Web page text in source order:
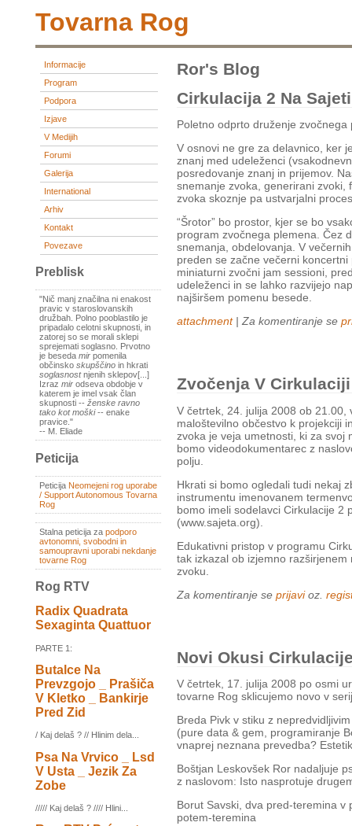
Tovarna Rog
Informacije
Program
Podpora
Izjave
V Medijih
Forumi
Galerija
International
Arhiv
Kontakt
Povezave
Preblisk
"Nič manj značilna ni enakost
pravic v staroslovanskih
družbah. Polno pooblastilo je
pripadalo celotni skupnosti, in
zatorej so se morali sklepi
sprejemati soglasno. Prvotno
je beseda mir pomenila
občinsko skupščino in hkrati
soglasnostnjenih sklepov[...]
Izraz mir odseva obdobje v
katerem je imel vsak član
skupnosti -- ženske ravno
tako kot moški-- enake
pravice."
-- M. Eliade
Peticija
Peticija Neomejeni rog uporabe
/ Support Autonomous Tovarna
Rog
Stalna peticija za podporo
avtonomni, svobodni in
samoupravni uporabi nekdanje
tovarne Rog
Rog RTV
Radix Quadrata
Sexaginta Quattuor
PARTE 1:
Butalce Na
Prevzgojo _ Prašiča
V Kletko _ Bankirje
Pred Zid
/ Kaj delaš ? // Hlinim dela...
Psa Na Vrvico _ Lsd
V Usta _ Jezik Za
Zobe
///// Kaj delaš ? //// Hlini...
Ror's Blog
Cirkulacija 2 Na
Poletno odprto druženje
V osnovi ne gre za delavnico, ker
znanj med udeleženci
posredovanje znanj in prijemov.
snemanje zvoka, generirani zvoki,
zvoka skoznje pa ustvarjalni
“Šrotor” bo prostor, kjer se bo
program zvočnega plemena. Čez
snemanja, obdelovanja. V
preden se začne večerni
miniaturni zvočni jam sessioni,
udeleženci in se lahko razvijejo
najširšem pomenu besede.
attachment| Za komentiranje se
Zvočenja V
V četrtek, 24. julija 2008 ob 21.00,
maloštevilno občestvo k projekciji
zvoka je veja umetnosti, ki za svoj
bomo videodokumentarec z
polju.
Hkrati si bomo ogledali tudi nekaj
instrumentu imenovanem
bomo imeli sodelavci Cirkulacije 2
(www.sajeta.org).
Edukativni pristop v programu
tak izkazal ob izjemno
zvoku.
Za komentiranje se prijavioz.
Novi Okusi
V četrtek, 17. julija 2008 po osmi
tovarne Rog sklicujemo novo v
Breda Pivk v stiku z
(pure data & gem, programiranje
vnaprej neznana prevedba?
Boštjan Leskovšek Ror nadaljuje
z naslovom: Isto nasprotuje
Borut Savski, dva pred-teremina
potem-teremina